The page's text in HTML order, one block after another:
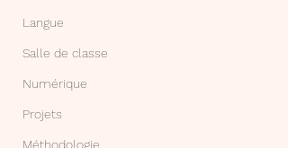
Langue
Salle de classe
Numérique
Projets
Méthodologie